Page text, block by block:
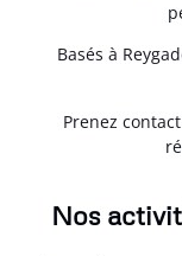
Basés à
Prenez
Nos